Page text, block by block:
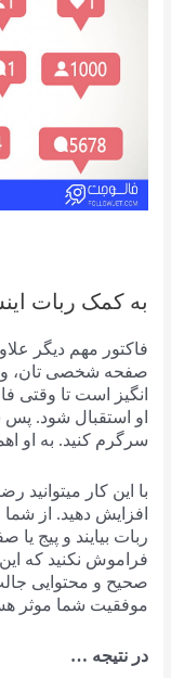
به کمک ربات
فاکتور مهم دیگر
صفحه شخصی تان،
انگیز است تا وقتی
او استقبال شود.
سرگرم کنید. به او
با این کار
افزایش دهید. از
ربات بیایند و پیج
فراموش نکنید که
صحیح و محتوایی
موفقیت شما موثر
در نتیجه …